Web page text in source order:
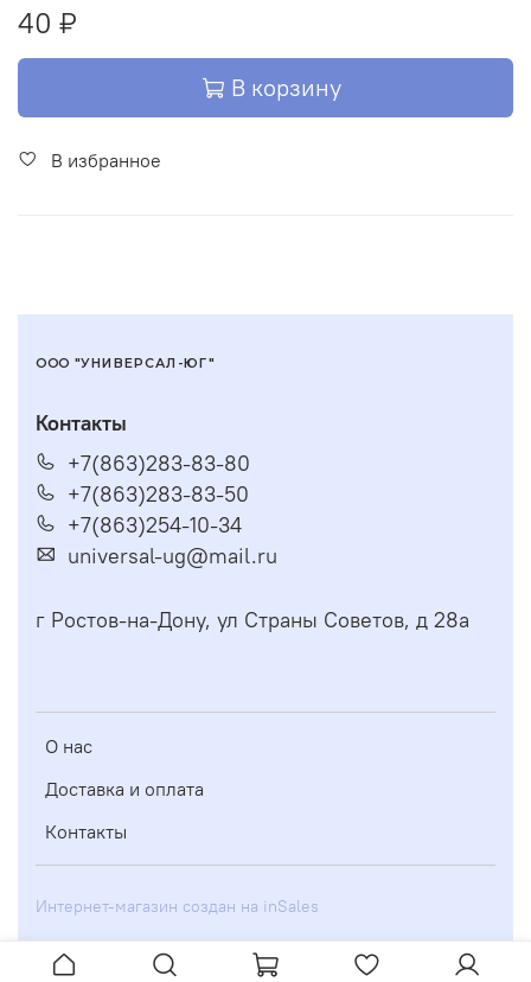
40 ₽
В корзину
В избранное
ООО "УНИВЕРСАЛ-ЮГ"
О нас
Доставка и оплата
Контакты
Контакты
+7(863)283-83-80
+7(863)283-83-50
+7(863)254-10-34
universal-ug@mail.ru
г Ростов-на-Дону, ул Страны Советов, д 28а
Интернет-магазин создан на inSales